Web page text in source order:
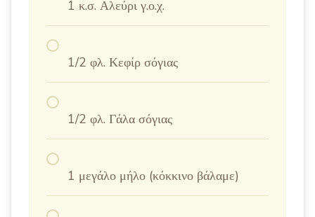
1 κ.σ. Αλεύρι γ.ο.χ.
1/2 φλ. Κεφίρ σόγιας
1/2 φλ. Γάλα σόγιας
1 μεγάλο μήλο (κόκκινο βάλαμε)